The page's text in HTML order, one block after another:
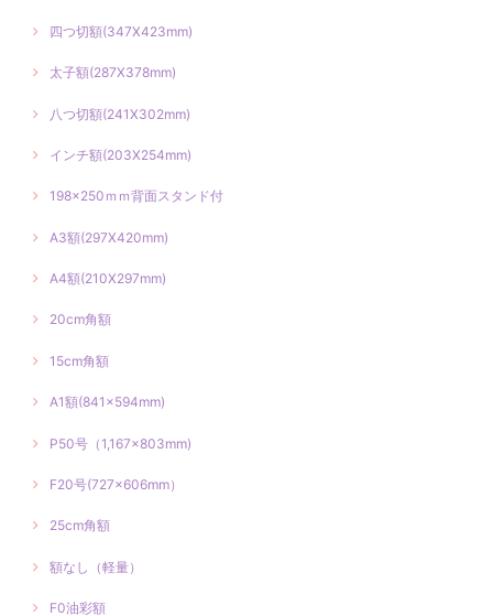
四つ切額(347X423mm)
太子額(287X378mm)
八つ切額(241X302mm)
インチ額(203X254mm)
198×250ｍｍ背面スタンド付
A3額(297X420mm)
A4額(210X297mm)
20cm角額
15cm角額
A1額(841×594mm)
P50号（1,167×803mm)
F20号(727×606mm）
25cm角額
額なし（軽量）
F0油彩額